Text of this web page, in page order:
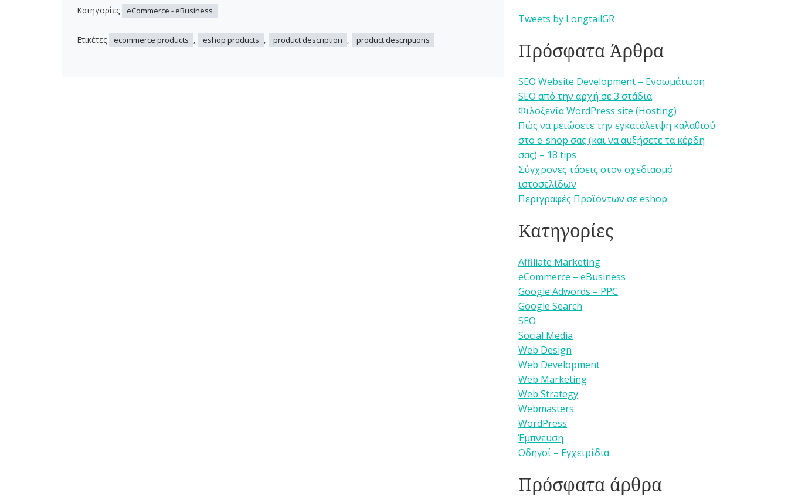
Κατηγορίες eCommerce - eBusiness
Ετικέτες ecommerce products , eshop products , product description , product descriptions
Tweets by LongtailGR
Πρόσφατα Άρθρα
SEO Website Development – Ενσωμάτωση
SEO από την αρχή σε 3 στάδια
Φιλοξενία WordPress site (Hosting)
Πώς να μειώσετε την εγκατάλειψη καλαθιού
στο e-shop σας (και να αυξήσετε τα κέρδη
σας) – 18 tips
Σύγχρονες τάσεις στον σχεδιασμό
ιστοσελίδων
Περιγραφές Προϊόντων σε eshop
Κατηγορίες
Affiliate Marketing
eCommerce – eBusiness
Google Adwords – PPC
Google Search
SEO
Social Media
Web Design
Web Development
Web Marketing
Web Strategy
Webmasters
WordPress
Έμπνευση
Οδηγοί – Εγχειρίδια
Πρόσφατα άρθρα